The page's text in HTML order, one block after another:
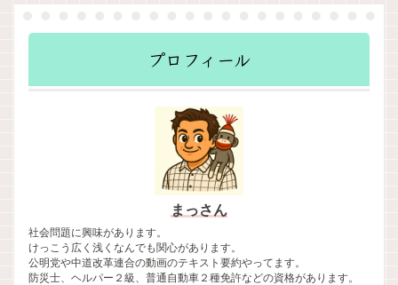
プロフィール
まっさん
社会問題に興味があります。
けっこう広く浅くなんでも関心があります。
公明党や中道改革連合の動画のテキスト要約やってます。
防災士、ヘルパー２級、普通自動車２種免許などの資格があります。